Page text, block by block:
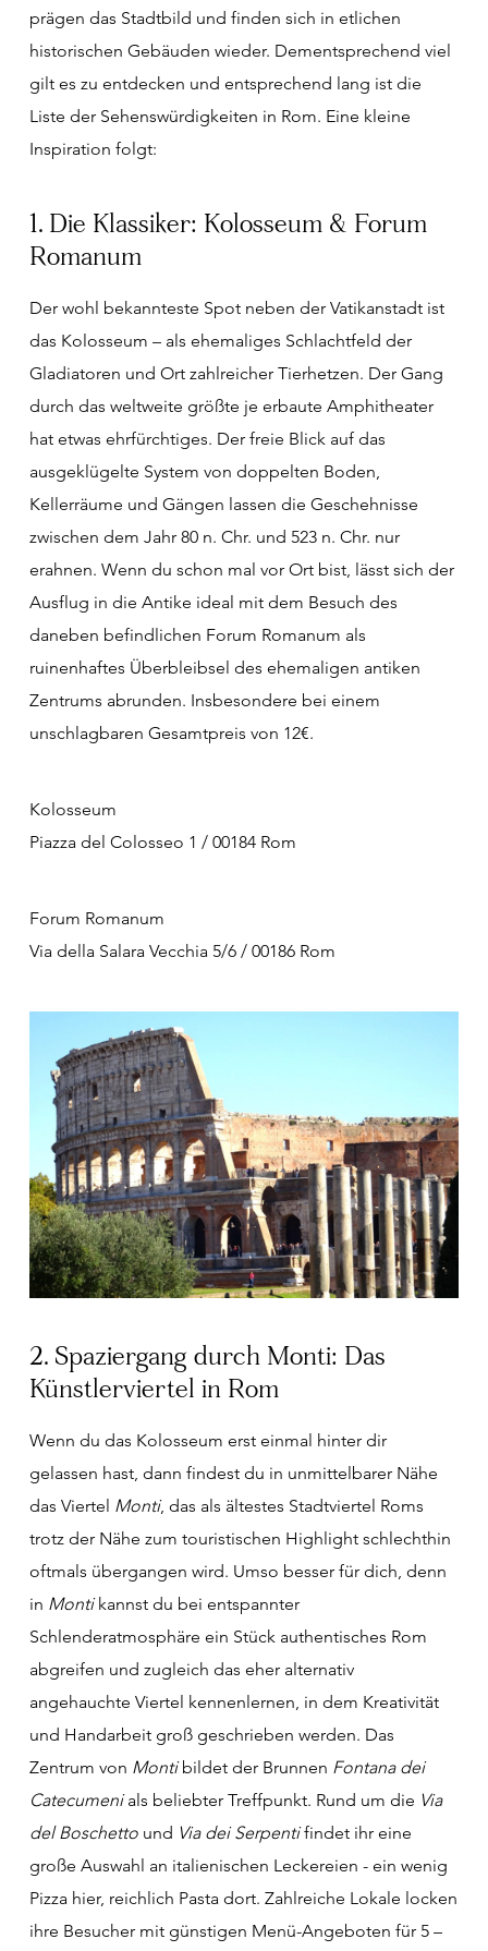
prägen das Stadtbild und finden sich in etlichen
historischen Gebäuden wieder. Dementsprechend viel
gilt es zu entdecken und entsprechend lang ist die
Liste der Sehenswürdigkeiten in Rom. Eine kleine
Inspiration folgt:
1. Die Klassiker: Kolosseum & Forum
Romanum
Der wohl bekannteste Spot neben der Vatikanstadt ist
das Kolosseum – als ehemaliges Schlachtfeld der
Gladiatoren und Ort zahlreicher Tierhetzen. Der Gang
durch das weltweite größte je erbaute Amphitheater
hat etwas ehrfürchtiges. Der freie Blick auf das
ausgeklügelte System von doppelten Boden,
Kellerräume und Gängen lassen die Geschehnisse
zwischen dem Jahr 80 n. Chr. und 523 n. Chr. nur
erahnen. Wenn du schon mal vor Ort bist, lässt sich der
Ausflug in die Antike ideal mit dem Besuch des
daneben befindlichen Forum Romanum als
ruinenhaftes Überbleibsel des ehemaligen antiken
Zentrums abrunden. Insbesondere bei einem
unschlagbaren Gesamtpreis von 12€.
Kolosseum
Piazza del Colosseo 1 / 00184 Rom
Forum Romanum
Via della Salara Vecchia 5/6 / 00186 Rom
2. Spaziergang durch Monti: Das
Künstlerviertel in Rom
Wenn du das Kolosseum erst einmal hinter dir
gelassen hast, dann findest du in unmittelbarer Nähe
das Viertel Monti, das als ältestes Stadtviertel Roms
trotz der Nähe zum touristischen Highlight schlechthin
oftmals übergangen wird. Umso besser für dich, denn
in Montikannst du bei entspannter
Schlenderatmosphäre ein Stück authentisches Rom
abgreifen und zugleich das eher alternativ
angehauchte Viertel kennenlernen, in dem Kreativität
und Handarbeit groß geschrieben werden. Das
Zentrum von Montibildet der Brunnen Fontana dei
Catecumenials beliebter Treffpunkt. Rund um die Via
del Boschetto und Via dei Serpentifindet ihr eine
große Auswahl an italienischen Leckereien - ein wenig
Pizza hier, reichlich Pasta dort. Zahlreiche Lokale locken
ihre Besucher mit günstigen Menü-Angeboten für 5 –